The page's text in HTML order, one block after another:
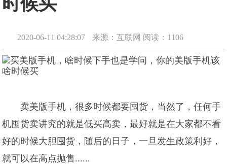
2020-06-11 04:28:07 来源：互联网 阅读：1106
卖美版手机，很多时候都要囤货，当然了，任何手
机囤货卖讲究的就是低买高卖，最好就是在大家都不看
好的时候大胆囤货，随后的日子，一旦发生政策利好，
就可以在高点抛售......